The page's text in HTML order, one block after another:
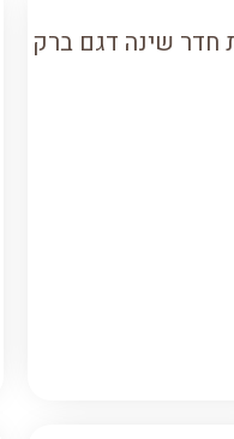
חדר שינה דגם ברק